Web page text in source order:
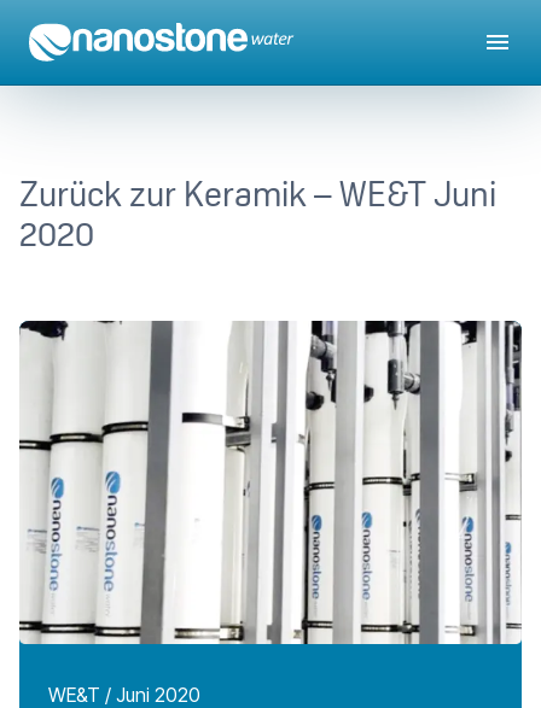
Zurück zur Keramik – WE&T Juni
2020
WE&T / Juni 2020